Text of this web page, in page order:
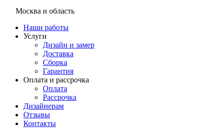
Москва и область
Наши работы
Услуги
Дизайн и замер
Доставка
Сборка
Гарантия
Оплата и рассрочка
Оплата
Рассрочка
Дизайнерам
Отзывы
Контакты